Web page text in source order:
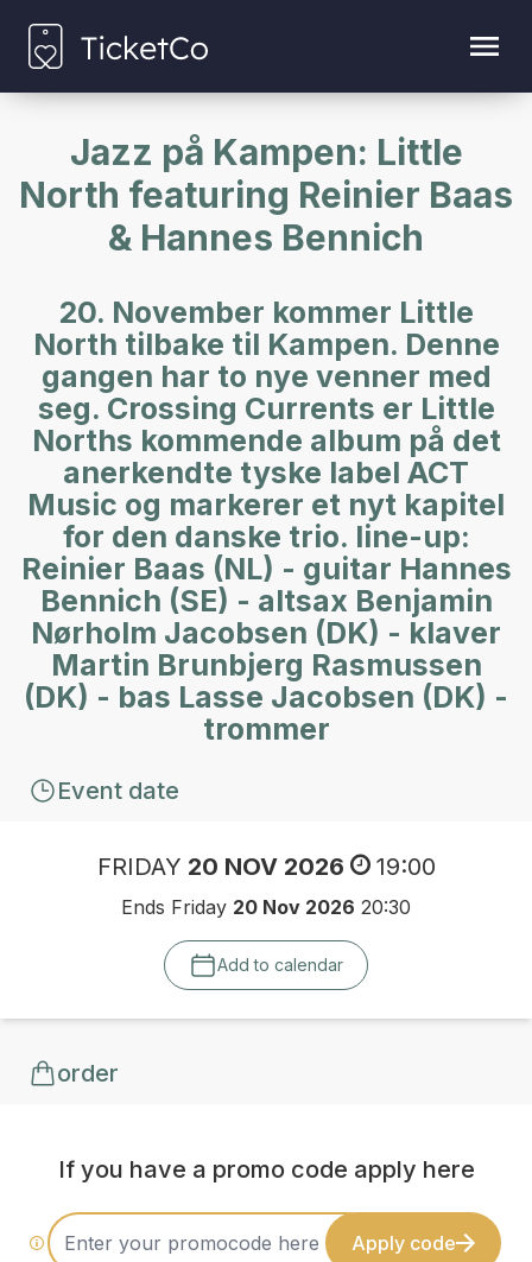
Jazz på Kampen: Little
North featuring Reinier Baas
& Hannes Bennich
20. November kommer Little
North tilbake til Kampen. Denne
gangen har to nye venner med
seg. Crossing Currents er Little
Norths kommende album på det
anerkendte tyske label ACT
Music og markerer et nyt kapitel
for den danske trio. line-up:
Reinier Baas (NL) - guitar Hannes
Bennich (SE) - altsax Benjamin
Nørholm Jacobsen (DK) - klaver
Martin Brunbjerg Rasmussen
(DK) - bas Lasse Jacobsen (DK) -
trommer
Event date
FRIDAY 20 NOV 2026 19:00
Ends Friday 20 Nov 2026 20:30
Add to calendar
order
If you have a promo code apply here
Apply code